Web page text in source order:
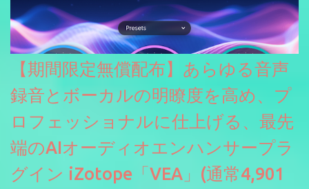
【期間限定無償配布】あらゆる音声
録音とボーカルの明瞭度を高め、プ
ロフェッショナルに仕上げる、最先
端のAIオーディオエンハンサープラ
グイン iZotope「VEA」(通常4,901